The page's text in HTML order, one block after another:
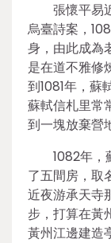
張懷平易
烏臺詩案，
身，由此成為
是在道不雅修
到1081年，蘇
蘇軾信札里常
到一塊放棄營
1082年，
了五間房，取
近夜游承天寺
步，打算在黃
黃州江邊建造